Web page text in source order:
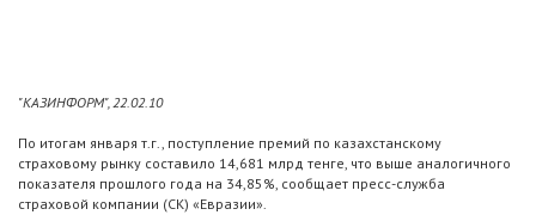
"КАЗИНФОРМ", 22.02.10
По итогам января т.г., поступление премий по казахстанскому
страховому рынку составило 14,681 млрд тенге, что выше аналогичного
показателя прошлого года на 34,85%, сообщает пресс-служба
страховой компании (СК) «Евразии».